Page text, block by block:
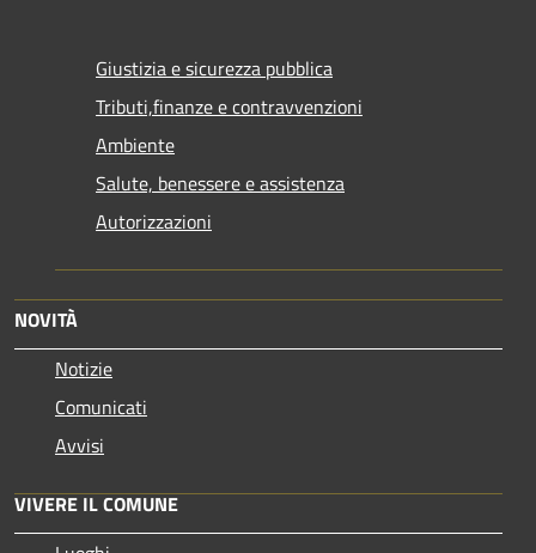
Giustizia e sicurezza pubblica
Tributi,finanze e contravvenzioni
Ambiente
Salute, benessere e assistenza
Autorizzazioni
NOVITÀ
Notizie
Comunicati
Avvisi
VIVERE IL COMUNE